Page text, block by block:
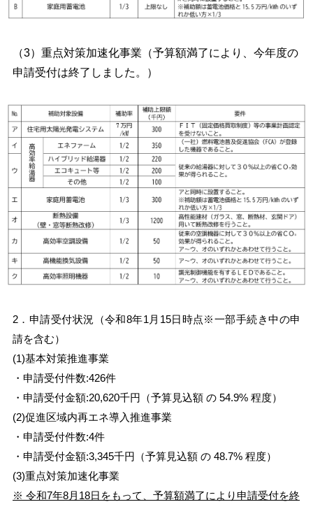
（3）重点対策加速化事業（予算額満了により、今年度の
申請受付は終了しました。）
2．申請受付状況（令和8年1月15日時点※一部手続き中の申
請を含む）
(1)基本対策推進事業
・申請受付件数:426件
・申請受付金額:20,620千円（予算見込額 の 54.9% 程度）
(2)促進区域内再エネ導入推進事業
・申請受付件数:4件
・申請受付金額:3,345千円（予算見込額 の 48.7% 程度）
(3)重点対策加速化事業
※ 令和7年8月18日をもって、予算額満了により申請受付を終